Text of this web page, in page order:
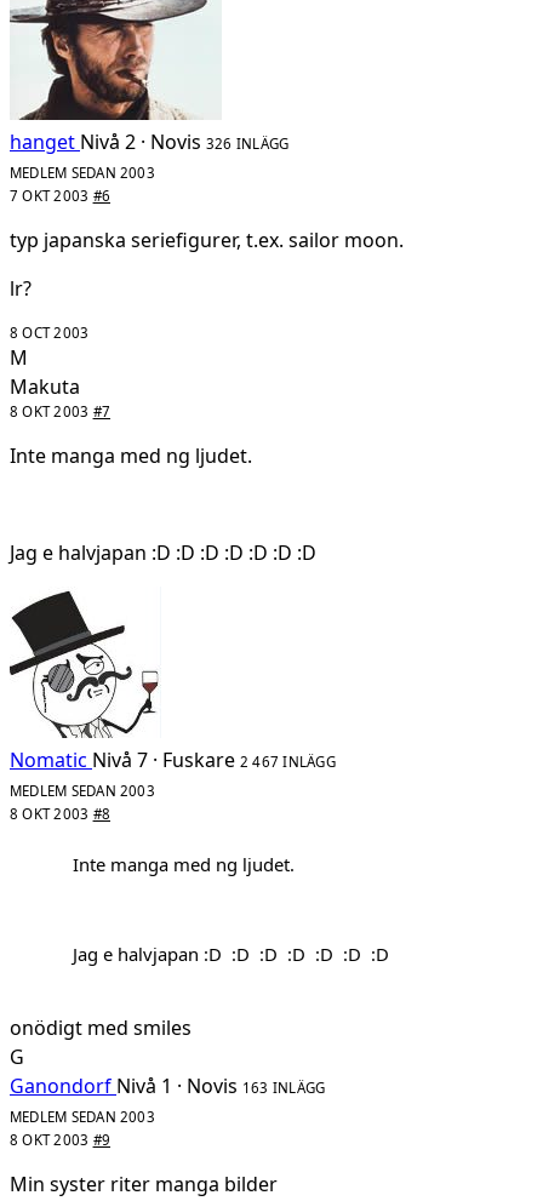
hanget Nivå 2 · Novis 326 INLÄGG
MEDLEM SEDAN 2003
7 OKT 2003 #6
typ japanska seriefigurer, t.ex. sailor moon.
lr?
8 OCT 2003
M
Makuta
8 OKT 2003 #7
Inte manga med ng ljudet.
Jag e halvjapan :D :D :D :D :D :D :D
Nomatic Nivå 7 · Fuskare 2 467 INLÄGG
MEDLEM SEDAN 2003
8 OKT 2003 #8
Inte manga med ng ljudet.
Jag e halvjapan :D :D :D :D :D :D :D
onödigt med smiles
G
Ganondorf Nivå 1 · Novis 163 INLÄGG
MEDLEM SEDAN 2003
8 OKT 2003 #9
Min syster riter manga bilder